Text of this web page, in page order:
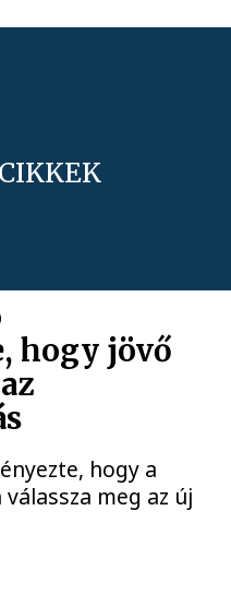
hogy jövő
hogy a
meg az új